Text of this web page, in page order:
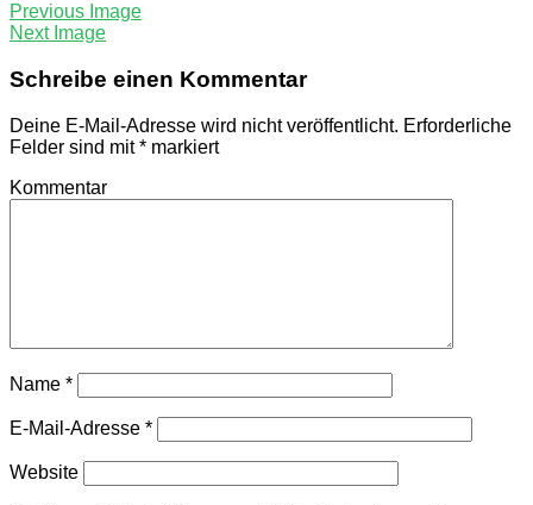
Previous Image
Next Image
Schreibe einen Kommentar
Deine E-Mail-Adresse wird nicht veröffentlicht. Erforderliche
Felder sind mit* markiert
Kommentar
Name *
E-Mail-Adresse *
Website